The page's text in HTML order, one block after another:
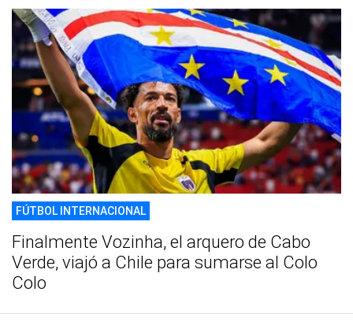
FÚTBOL INTERNACIONAL
Finalmente Vozinha, el arquero de Cabo
Verde, viajó a Chile para sumarse al Colo
Colo